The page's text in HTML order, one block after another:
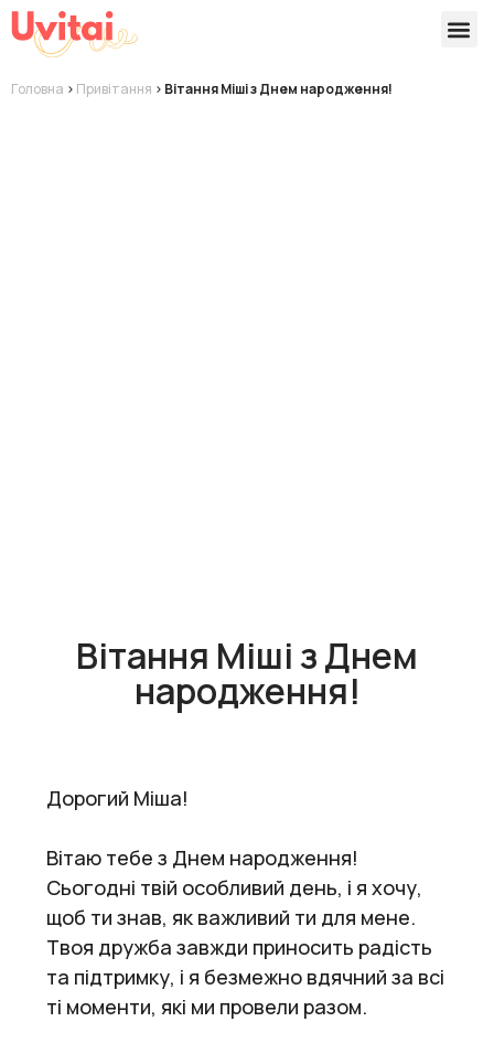
Головна > Привітання > Вітання Міші з Днем народження!
Вітання Міші з Днем
народження!
Дорогий Міша!
Вітаю тебе з Днем народження!
Сьогодні твій особливий день, і я хочу,
щоб ти знав, як важливий ти для мене.
Твоя дружба завжди приносить радість
та підтримку, і я безмежно вдячний за всі
ті моменти, які ми провели разом.